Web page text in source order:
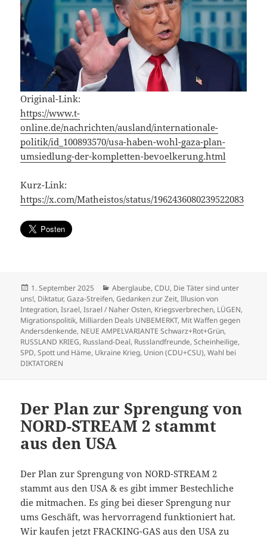
Original-Link:
https://www.t-
online.de/nachrichten/ausland/internationale-
politik/id_100893570/usa-haben-wohl-gaza-plan-
umsiedlung-der-kompletten-bevoelkerung.html
Kurz-Link:
https://x.com/Matheistos/status/1962436080239522083
Veröffentlicht
am
1. September 2025 Kategorien
Aberglaube,CDU, Die Täter sind unter
uns!, Diktatur,Gaza-Streifen,Gedanken zur Zeit,Illusion von
Integration,Israel,Israel / Naher Osten, Kriegsverbrechen, LÜGEN,
Migrationspolitik, Milliarden Deals UNBEMERKT, Mit Waffen gegen
Andersdenkende, NEUE AMPELVARIANTE Schwarz+Rot+Grün,
RUSSLAND KRIEG, Russland-Deal, Russlandfreunde,Scheinheilige,
SPD,Spott und Häme, Ukraine Krieg, Union (CDU+CSU),Wahl bei
DIKTATOREN
Der Plan zur Sprengung von
NORD-STREAM 2 stammt
aus den USA
Der Plan zur Sprengung von NORD-STREAM 2
stammt aus den USA & es gibt immer Bestechliche
die mitmachen. Es ging bei dieser Sprengung nur
ums Geschäft, was hervorragend funktioniert hat.
Wir kaufen jetzt FRACKING-GAS aus den USA zu